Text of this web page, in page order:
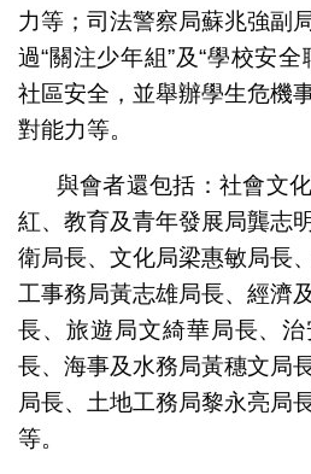
力等；司法警察局蘇兆強副
過“關注少年組”及“學校安
社區安全，並舉辦學生危機
對能力等。
與會者還包括：社會文
紅、教育及青年發展局龔志
衛局長、文化局梁惠敏局長
工事務局黃志雄局長、經濟
長、旅遊局文綺華局長、
長、海事及水務局黃穗文局
局長、土地工務局黎永亮局
等。